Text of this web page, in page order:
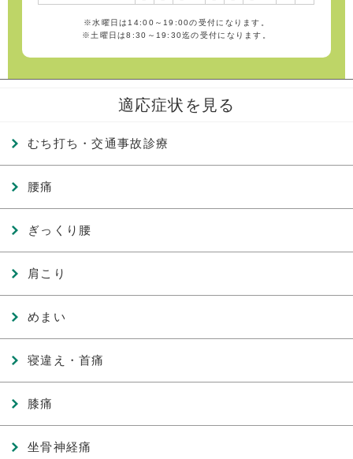
※水曜日は14:00～19:00の受付になります。
※土曜日は8:30～19:30迄の受付になります。
適応症状を見る
むち打ち・交通事故診療
腰痛
ぎっくり腰
肩こり
めまい
寝違え・首痛
膝痛
坐骨神経痛